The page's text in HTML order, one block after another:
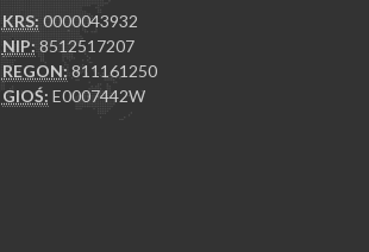
KRS: 0000043932
NIP: 8512517207
REGON: 811161250
GIOŚ: E0007442W